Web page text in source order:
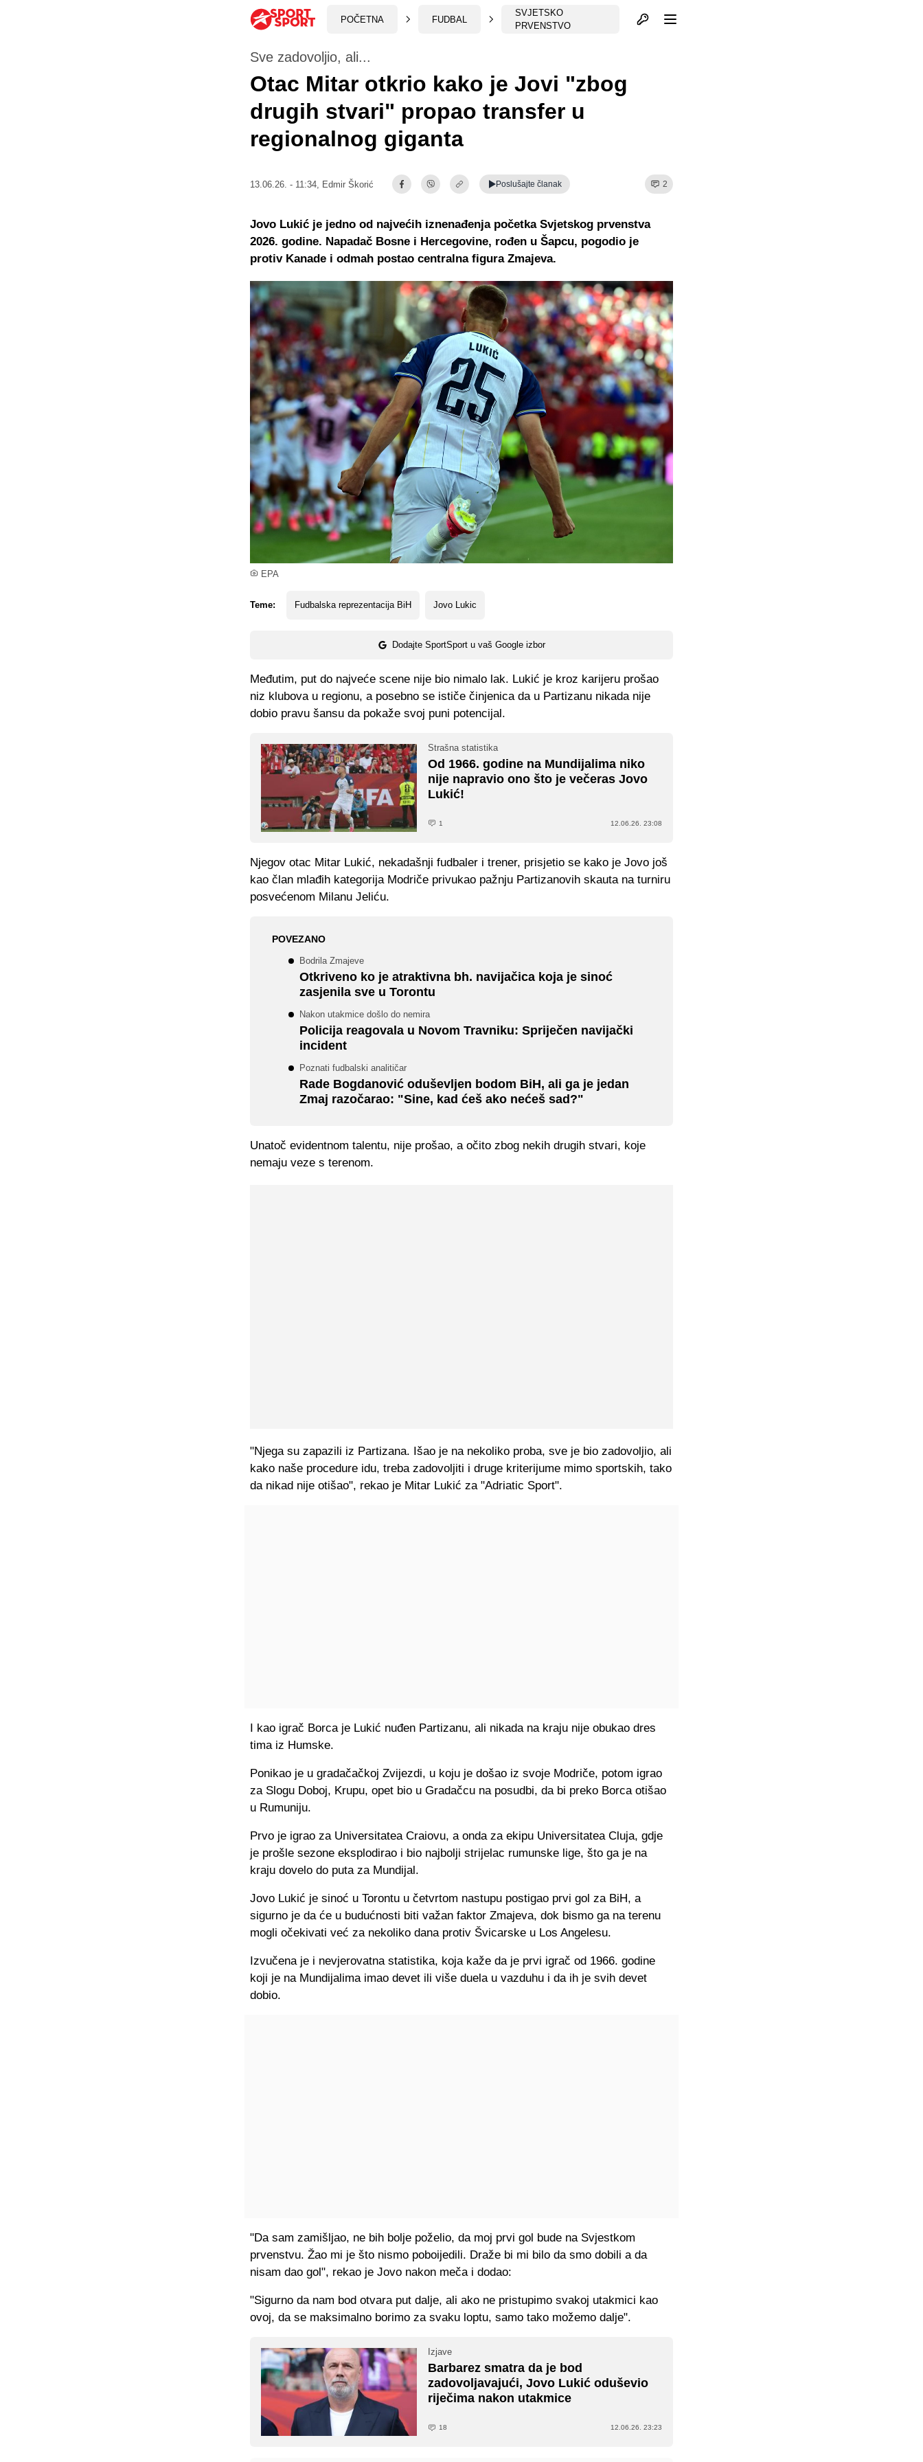
POČETNA FUDBAL
SVJETSKO
PRVENSTVO
Otvori profil
EPA
Sve zadovoljio, ali...
Otac Mitar otkrio kako je Jovi "zbog
drugih stvari" propao transfer u
regionalnog giganta
13.06.26. - 11:34, Edmir Škorić Poslušajte članak 2
Teme: Fudbalska reprezentacija BiH Jovo Lukic
Dodajte SportSport u vaš Google izbor
Jovo Lukić je jedno od najvećih iznenađenja početka Svjetskog prvenstva
2026. godine. Napadač Bosne i Hercegovine, rođen u Šapcu, pogodio je
protiv Kanade i odmah postao centralna figura Zmajeva.
Međutim, put do najveće scene nije bio nimalo lak. Lukić je kroz karijeru prošao
niz klubova u regionu, a posebno se ističe činjenica da u Partizanu nikada nije
dobio pravu šansu da pokaže svoj puni potencijal.
Strašna statistika
Od 1966. godine na Mundijalima niko
nije napravio ono što je večeras Jovo
Lukić!
1 12.06.26. 23:08
Njegov otac Mitar Lukić, nekadašnji fudbaler i trener, prisjetio se kako je Jovo još
kao član mlađih kategorija Modriče privukao pažnju Partizanovih skauta na turniru
posvećenom Milanu Jeliću.
POVEZANO
Bodrila Zmajeve
Otkriveno ko je atraktivna bh. navijačica koja je sinoć
zasjenila sve u Torontu
Nakon utakmice došlo do nemira
Policija reagovala u Novom Travniku: Spriječen navijački
incident
Poznati fudbalski analitičar
Rade Bogdanović oduševljen bodom BiH, ali ga je jedan
Zmaj razočarao: "Sine, kad ćeš ako nećeš sad?"
Unatoč evidentnom talentu, nije prošao, a očito zbog nekih drugih stvari, koje
nemaju veze s terenom.
"Njega su zapazili iz Partizana. Išao je na nekoliko proba, sve je bio zadovoljio, ali
kako naše procedure idu, treba zadovoljiti i druge kriterijume mimo sportskih, tako
da nikad nije otišao", rekao je Mitar Lukić za "Adriatic Sport".
I kao igrač Borca je Lukić nuđen Partizanu, ali nikada na kraju nije obukao dres
tima iz Humske.
Ponikao je u gradačačkoj Zvijezdi, u koju je došao iz svoje Modriče, potom igrao
za Slogu Doboj, Krupu, opet bio u Gradačcu na posudbi, da bi preko Borca otišao
u Rumuniju.
Prvo je igrao za Universitatea Craiovu, a onda za ekipu Universitatea Cluja, gdje
je prošle sezone eksplodirao i bio najbolji strijelac rumunske lige, što ga je na
kraju dovelo do puta za Mundijal.
Jovo Lukić je sinoć u Torontu u četvrtom nastupu postigao prvi gol za BiH, a
sigurno je da će u budućnosti biti važan faktor Zmajeva, dok bismo ga na terenu
mogli očekivati već za nekoliko dana protiv Švicarske u Los Angelesu.
Izvučena je i nevjerovatna statistika, koja kaže da je prvi igrač od 1966. godine
koji je na Mundijalima imao devet ili više duela u vazduhu i da ih je svih devet
dobio.
"Da sam zamišljao, ne bih bolje poželio, da moj prvi gol bude na Svjestkom
prvenstvu. Žao mi je što nismo poboijedili. Draže bi mi bilo da smo dobili a da
nisam dao gol", rekao je Jovo nakon meča i dodao:
"Sigurno da nam bod otvara put dalje, ali ako ne pristupimo svakoj utakmici kao
ovoj, da se maksimalno borimo za svaku loptu, samo tako možemo dalje".
Izjave
Barbarez smatra da je bod
zadovoljavajući, Jovo Lukić oduševio
riječima nakon utakmice
18 12.06.26. 23:23